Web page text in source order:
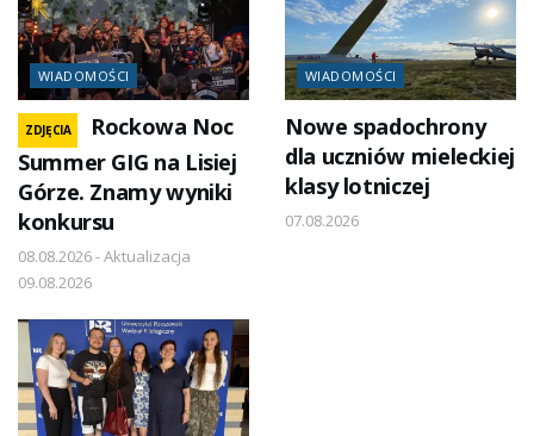
WIADOMOŚCI
ZDJĘCIA
Rockowa Noc
Summer GIG na Lisiej
Górze. Znamy wyniki
konkursu
08.08.2026 - Aktualizacja
09.08.2026
WIADOMOŚCI
Nowe spadochrony
dla uczniów mieleckiej
klasy lotniczej
07.08.2026